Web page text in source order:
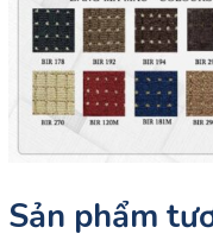
Sản phẩm